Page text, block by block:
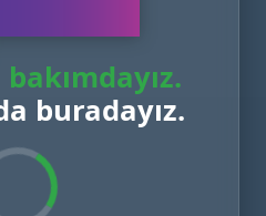
buradayız.